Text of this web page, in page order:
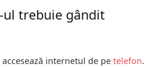
trebuie gândit
internetul de pe telefon.